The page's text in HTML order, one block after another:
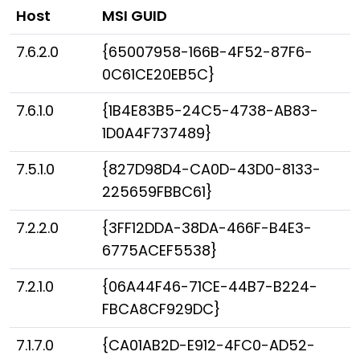
Host
MSI GUID
7.6.2.0
{65007958-166B-4F52-87F6-
0C61CE20EB5C}
7.6.1.0
{1B4E83B5-24C5-4738-AB83-
1D0A4F737489}
7.5.1.0
{827D98D4-CA0D-43D0-8133-
225659FBBC61}
7.2.2.0
{3FF12DDA-38DA-466F-B4E3-
6775ACEF5538}
7.2.1.0
{06A44F46-71CE-44B7-B224-
FBCA8CF929DC}
7.1.7.0
{CA01AB2D-E912-4FC0-AD52-
Đám mây & Tại chỗ